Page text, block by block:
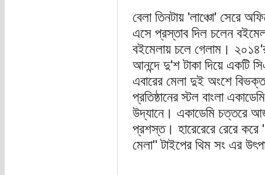
বেলা তিনটায় 'লাঞ্চো' সেরে
এসে প্রস্তাব দিল চলেন
বইমেলায় চলে গেলাম।
আনন্দে দু'শ টাকা দিয়ে একটি
এবারের মেলা দুই অংশে
প্রতিষ্ঠানের স্টল বাংলা
উদ্যানে। একাডেমি চত্তরে
প্রশস্ত। হারেরেরে রেরে
মেলা" টাইপের থিম সং এর